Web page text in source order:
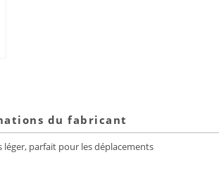
du fabricant
parfait pour les déplacements